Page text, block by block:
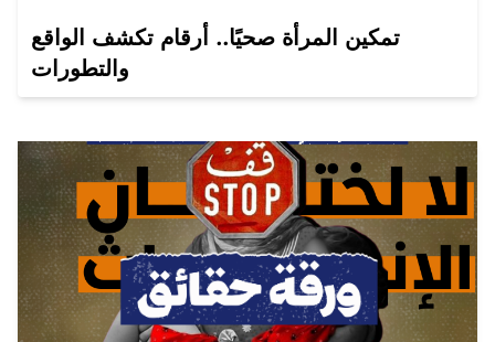
تمكين المرأة صحيًا.. أرقام تكشف الواقع
والتطورات